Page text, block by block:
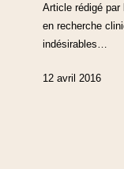
Article rédigé
en recherche
indésirables…
12 avril 2016